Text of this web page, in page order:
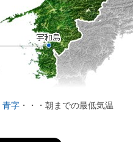
青字 ・・・朝までの最低気温